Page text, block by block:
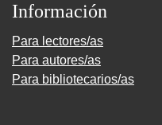
Información
Para lectores/as
Para autores/as
Para bibliotecarios/as